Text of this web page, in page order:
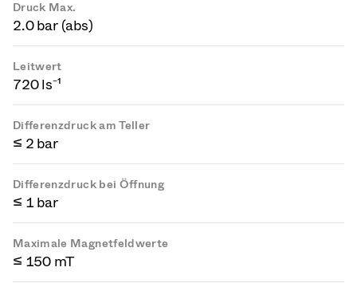
Druck Max.
2.0 bar (abs)
Leitwert
720 ls⁻¹
Differenzdruck am Teller
≤ 2 bar
Differenzdruck bei Öffnung
≤ 1 bar
Maximale Magnetfeldwerte
≤ 150 mT